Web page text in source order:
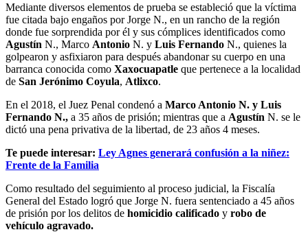
Mediante diversos elementos de prueba se estableció que la víctima
fue citada bajo engaños por Jorge N., en un rancho de la región
donde fue sorprendida por él y sus cómplices identificados como
Agustín N., Marco Antonio N. y Luis Fernando N., quienes la
golpearon y asfixiaron para después abandonar su cuerpo en una
barranca conocida como Xaxocuapatle que pertenece a la localidad
de San Jerónimo Coyula, Atlixco.
En el 2018, el Juez Penal condenó a Marco Antonio N. y Luis
Fernando N., a 35 años de prisión; mientras que a Agustín N. se le
dictó una pena privativa de la libertad, de 23 años 4 meses.
Te puede interesar: Ley Agnes generará confusión a la niñez:
Frente de la Familia
Como resultado del seguimiento al proceso judicial, la Fiscalía
General del Estado logró que Jorge N. fuera sentenciado a 45 años
de prisión por los delitos de homicidio calificado y robo de
vehículo agravado.